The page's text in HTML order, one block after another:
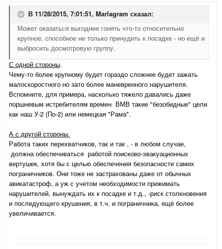
В 11/28/2015, 7:01:51, Marlagram сказал:
Может оказаться выгоднее гонять что-то относительно
крупное, способное не только принудить к посадке - но ещё и
выбросить досмотровую группу.
С одной стороны.
Чему-то более крупному будет гораздо сложнее будет зажать
малоскоростного но зато более маневренного нарушителя.
Вспомните, для примера, насколько тяжело давались даже
поршневым истребителям времен ВМВ такие "безобидные" цели
как наш У-2 (По-2) или немецкая "Рама".
А с другой стороны.
Работа таких перехватчиков, так и так , - в любом случае,
должна обеспечиваться работой поисково-эвакуационных
вертушек, хотя бы с целью обеспечения безопасности самих
пограничников. Они тоже не застрахованы даже от обычных
авикатастроф, а уж с учетом необходимости прижимать
нарушителей, вынуждать их к посадке и т.д., -риск столкновения
и последующего крушения, в т.ч. и пограничника, ещё более
увеличивается.